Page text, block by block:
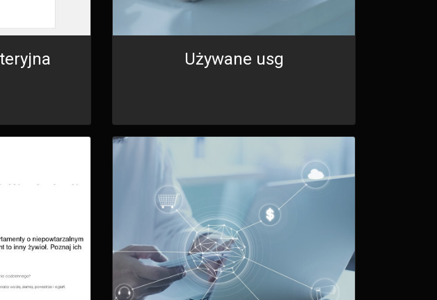
Używane usg